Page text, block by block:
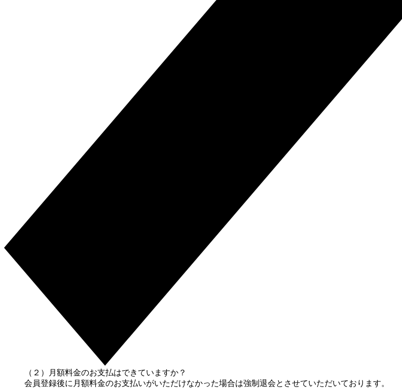
（２）月額料金のお支払はできていますか？
会員登録後に月額料金のお支払いがいただけなかった場合は強制退会とさせていただいております。